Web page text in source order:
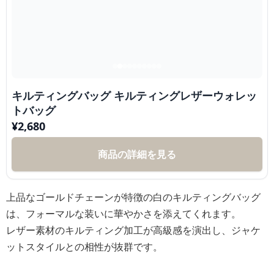
キルティングバッグ キルティングレザーウォレッ
トバッグ
¥2,680
商品の詳細を見る
上品なゴールドチェーンが特徴の白のキルティングバッグ
は、フォーマルな装いに華やかさを添えてくれます。
レザー素材のキルティング加工が高級感を演出し、ジャケ
ットスタイルとの相性が抜群です。